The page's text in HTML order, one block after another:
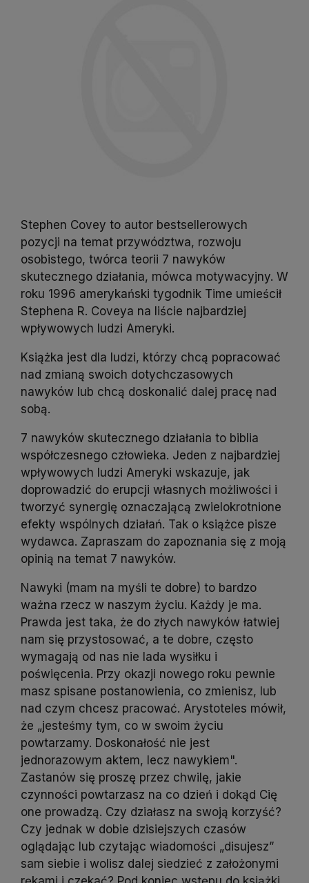
Stephen Covey to autor bestsellerowych
pozycji na temat przywództwa, rozwoju
osobistego, twórca teorii 7 nawyków
skutecznego działania, mówca motywacyjny. W
roku 1996 amerykański tygodnik Time umieścił
Stephena R. Coveya na liście najbardziej
wpływowych ludzi Ameryki.
Książka jest dla ludzi, którzy chcą popracować
nad zmianą swoich dotychczasowych
nawyków lub chcą doskonalić dalej pracę nad
sobą.
7 nawyków skutecznego działania to biblia
współczesnego człowieka. Jeden z najbardziej
wpływowych ludzi Ameryki wskazuje, jak
doprowadzić do erupcji własnych możliwości i
tworzyć synergię oznaczającą zwielokrotnione
efekty wspólnych działań. Tak o książce pisze
wydawca. Zapraszam do zapoznania się z moją
opinią na temat 7 nawyków.
Nawyki (mam na myśli te dobre) to bardzo
ważna rzecz w naszym życiu. Każdy je ma.
Prawda jest taka, że do złych nawyków łatwiej
nam się przystosować, a te dobre, często
wymagają od nas nie lada wysiłku i
poświęcenia. Przy okazji nowego roku pewnie
masz spisane postanowienia, co zmienisz, lub
nad czym chcesz pracować. Arystoteles mówił,
że „jesteśmy tym, co w swoim życiu
powtarzamy. Doskonałość nie jest
jednorazowym aktem, lecz nawykiem".
Zastanów się proszę przez chwilę, jakie
czynności powtarzasz na co dzień i dokąd Cię
one prowadzą. Czy działasz na swoją korzyść?
Czy jednak w dobie dzisiejszych czasów
oglądając lub czytając wiadomości „disujesz”
sam siebie i wolisz dalej siedzieć z założonymi